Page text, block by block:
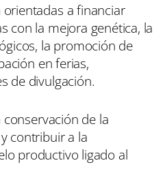
a financiar
con la mejora genética, la
la promoción de
en ferias,
de divulgación.
de la
contribuir a la
productivo ligado al